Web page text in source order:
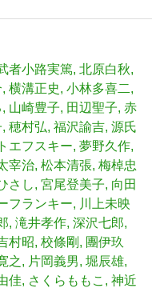
者小路実篤 北原白秋
横溝正史 小林多喜二
山崎豊子 田辺聖子 赤
穂村弘 福沢諭吉 源氏
エフスキー 夢野久作
宰治 松本清張 梅棹忠
さし 宮尾登美子 向田
フランキー
川上未映
滝井孝作 深沢七郎
村昭 校條剛
團伊玖
之 片岡義男 堀辰雄
佳 さくらももこ
神近